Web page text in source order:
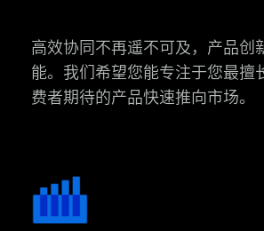
高效协同不再遥不可及，产品创
能。我们希望您能专注于您最擅
费者期待的产品快速推向市场。